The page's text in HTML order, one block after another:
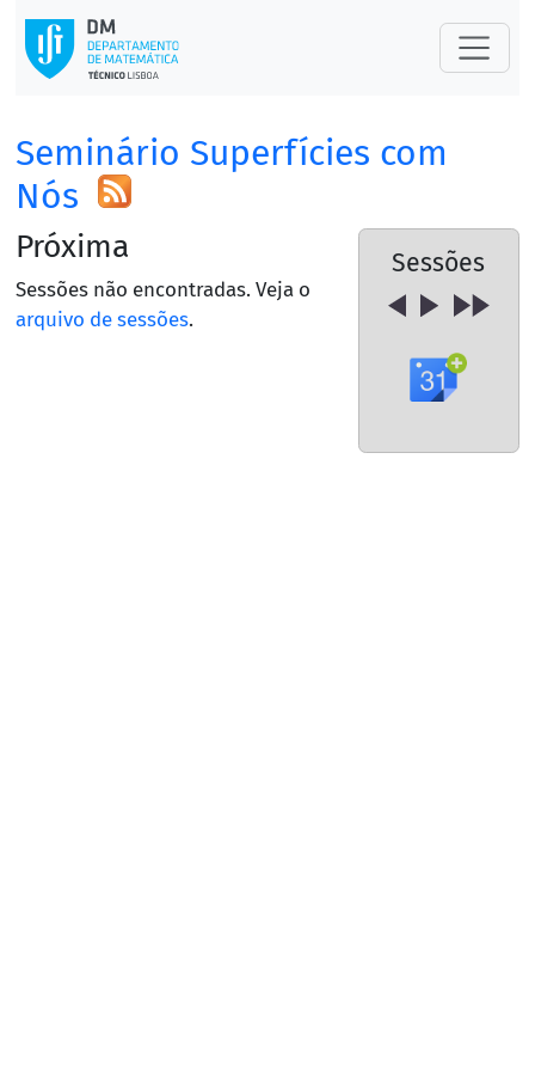
Seminário Superfícies com
Nós
Sessões
Próxima
Sessões não encontradas. Veja o
arquivo de sessões.